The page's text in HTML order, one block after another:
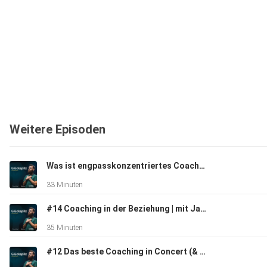
Weitere Episoden
Was ist engpasskonzentriertes Coaching und wie ist Growching dadurch entstanden? | Mit Jana Baum
33 Minuten
#14 Coaching in der Beziehung | mit Jana Baum
35 Minuten
#12 Das beste Coaching in Concert (& was Du daraus lernen kannst)